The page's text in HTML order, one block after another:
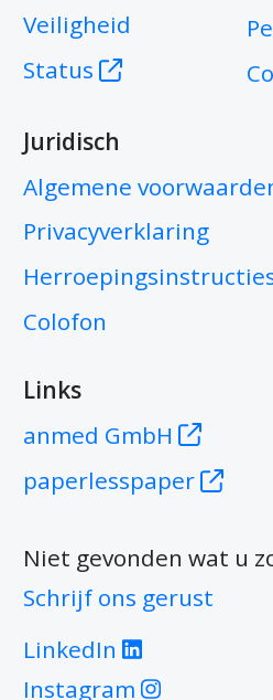
Veiligheid
Status
Juridisch
Algemene
Privacyverklaring
Colofon
Links
anmed GmbH
paperlesspaper
Niet gevonden wat u
Schrijf ons gerust
LinkedIn
Instagram